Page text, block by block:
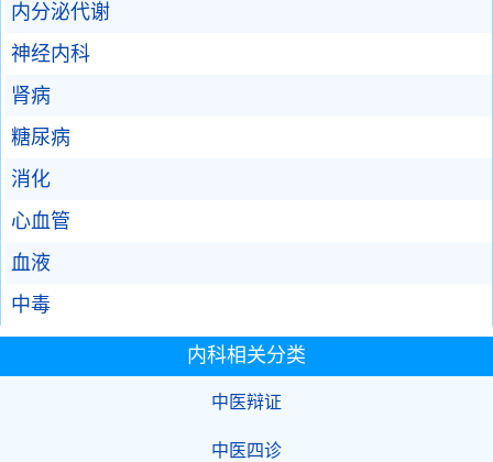
内分泌代谢
神经内科
肾病
糖尿病
消化
心血管
血液
中毒
内科相关分类
中医辩证
中医四诊